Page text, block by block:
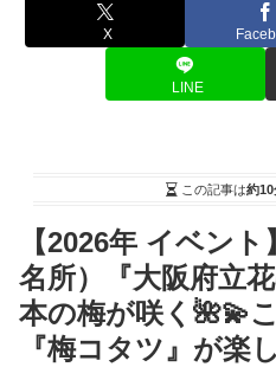
X
LINE
この記事は約10
【2026年 イベン
名所）『大阪府立
本の梅が咲く🌺💫
『梅コタツ』が楽